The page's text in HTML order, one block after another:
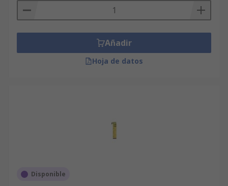
Añadir
Hoja de datos
Disponible